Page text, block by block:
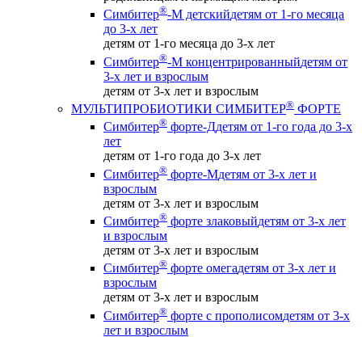
Симбитер®-М детскийдетям от 1-го месяца
до 3-х лет
детям от 1-го месяца до 3-х лет
Симбитер®-М концентрированныйдетям от
3-х лет и взрослым
детям от 3-х лет и взрослым
МУЛЬТИПРОБИОТИКИ СИМБИТЕР® ФОРТЕ
Симбитер® форте-Ддетям от 1-го года до 3-х
лет
детям от 1-го года до 3-х лет
Симбитер® форте-Мдетям от 3-х лет и
взрослым
детям от 3-х лет и взрослым
Симбитер® форте злаковыйдетям от 3-х лет
и взрослым
детям от 3-х лет и взрослым
Симбитер® форте омегадетям от 3-х лет и
взрослым
детям от 3-х лет и взрослым
Симбитер® форте с прополисомдетям от 3-х
лет и взрослым